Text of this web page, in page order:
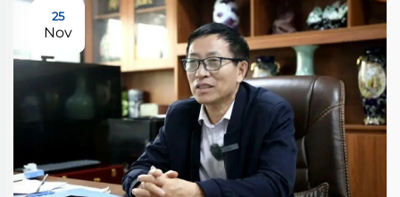
25
Nov